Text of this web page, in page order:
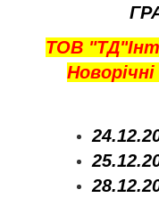
ТОВ "ТД"